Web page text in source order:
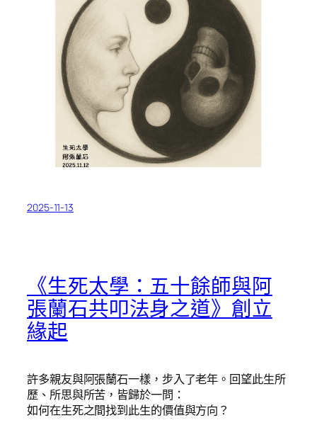
2025-11-13
《生死太學：五十餘師與阿
張蘭石共叩法身之道》創立
緣起
許多親友與阿張蘭石一樣，步入了老年。回望此生所
歷、所思與所苦，皆歸於一問：
如何在生死之間找到此生的價值與方向？